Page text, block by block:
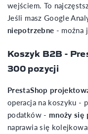
wejściem. To
Jeśli masz Google
niepotrzebne - można
Koszyk B2B -
300 pozycji
PrestaShop
operacja na koszyku -
podatków - mnoży się
naprawia się